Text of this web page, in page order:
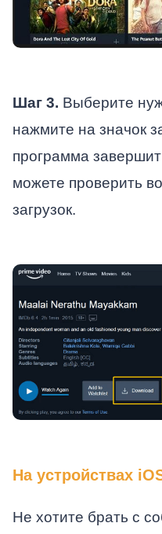
Шаг 3. Выберите
нажмите на значок
программа завершит
можете проверить
загрузок.
На устройствах
Не хотите брать с